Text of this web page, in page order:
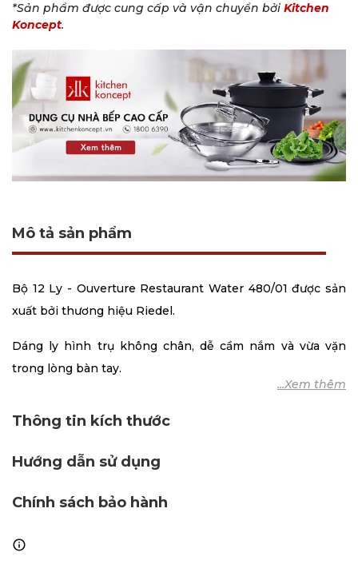
*Sản phẩm được cung cấp và vận chuyển bởi Kitchen
Koncept.
Mô tả sản phẩm
Bộ 12 Ly - Ouverture Restaurant Water 480/01 được sản
xuất bởi thương hiệu Riedel.
Dáng ly hình trụ không chân, dễ cầm nắm và vừa vặn
trong lòng bàn tay.
rượu dễ tiếp xúc với oxy, nhấn mạnh hương trái cây và cân
khơi dậy các tầng hương của rượu.
Thông tin kích thước
Hướng dẫn sử dụng
Chính sách bảo hành